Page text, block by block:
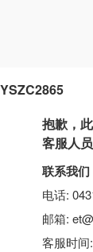
YSZC2865
抱歉，
客服人员
联系我们
电话:
邮箱:
客服时间